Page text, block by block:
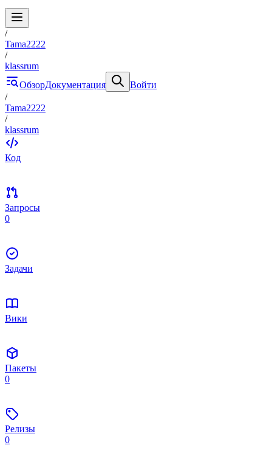
/
Tama2222
/
klassrum
ОбзорДокументация
Войти
/
Tama2222
/
klassrum
Код
Запросы
0
Задачи
Вики
Пакеты
0
Релизы
0